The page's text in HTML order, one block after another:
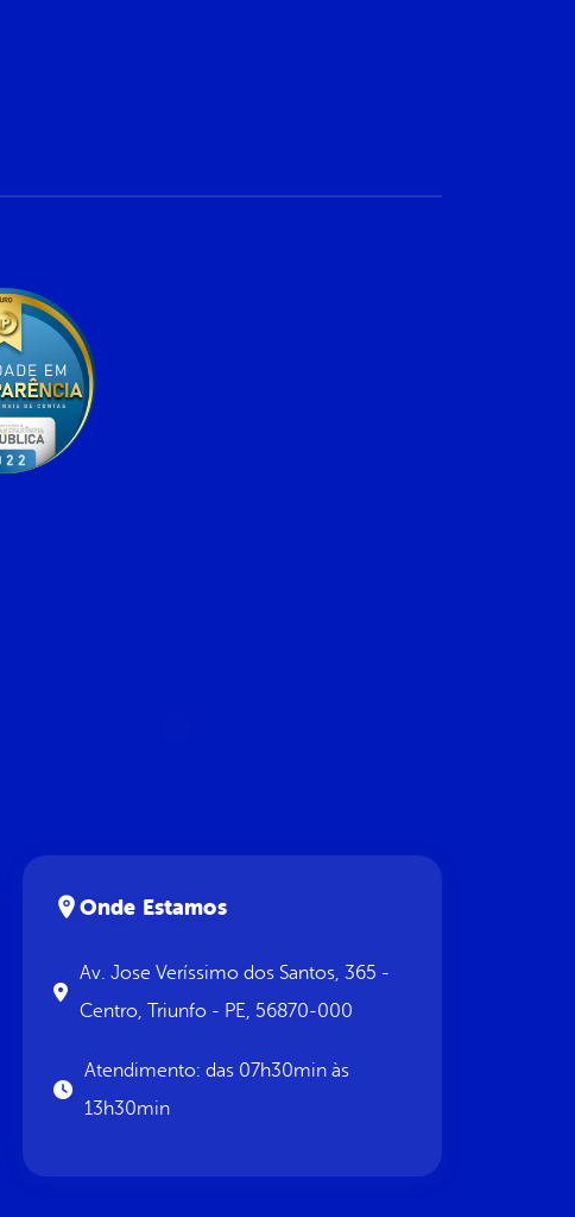
Onde Estamos
Av. Jose Veríssimo dos Santos, 365 -
Centro, Triunfo - PE, 56870-000
Atendimento: das 07h30min às
13h30min